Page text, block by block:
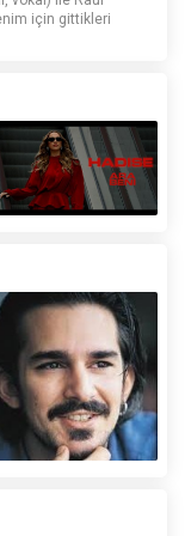
için gittikleri